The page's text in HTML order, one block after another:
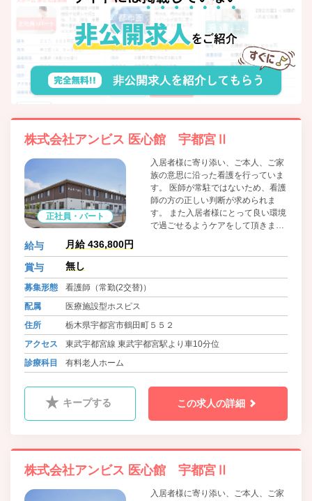
株式会社アンビス 医心館 宇都宮Ⅱ
正社員・パート
入居者様に寄り添い、ご本人、ご家
族の意思に沿った看護を行っていま
す。 医師が常駐ではないため、看護
師の方の正しい判断が求められま
す。 また入居者様にとって良い環境
で過ごせるようケアをして頂きま
給与 月給 436,800円
賞与 無し
募集形態
看護師（常勤(2交替)）
配属
医療施設型ホスピス
住所
栃木県宇都宮市鶴田町５５２
アクセス
東武宇都宮線 東武宇都宮駅より車10分位
診療科目
有料老人ホーム
キープする この求人の詳細
株式会社アンビス 医心館 宇都宮Ⅱ
入居者様に寄り添い、ご本人、ご家